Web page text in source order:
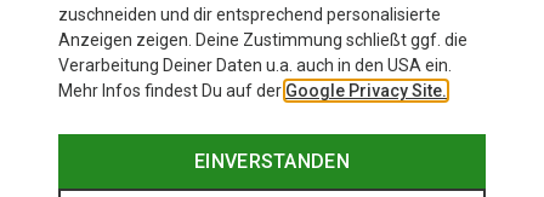
zuschneiden und dir entsprechend personalisierte
Anzeigen zeigen. Deine Zustimmung schließt ggf. die
Verarbeitung Deiner Daten u.a. auch in den USA ein.
Mehr Infos findest Du auf der Google Privacy Site.
EINVERSTANDEN